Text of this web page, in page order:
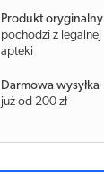
Produkt oryginalny
pochodzi z legalnej
apteki
Darmowa wysyłka
już od 200 zł